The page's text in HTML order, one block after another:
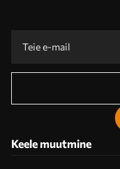
Keele muutmine